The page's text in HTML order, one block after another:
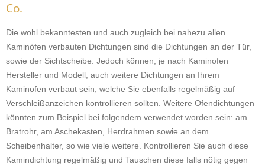
Co.
Die wohl bekanntesten und auch zugleich bei nahezu allen
Kaminöfen verbauten Dichtungen sind die Dichtungen an der Tür,
sowie der Sichtscheibe. Jedoch können, je nach Kaminofen
Hersteller und Modell, auch weitere Dichtungen an Ihrem
Kaminofen verbaut sein, welche Sie ebenfalls regelmäßig auf
Verschleißanzeichen kontrollieren sollten. Weitere Ofendichtungen
könnten zum Beispiel bei folgendem verwendet worden sein: am
Bratrohr, am Aschekasten, Herdrahmen sowie an dem
Scheibenhalter, so wie viele weitere. Kontrollieren Sie auch diese
Kamindichtung regelmäßig und Tauschen diese falls nötig gegen